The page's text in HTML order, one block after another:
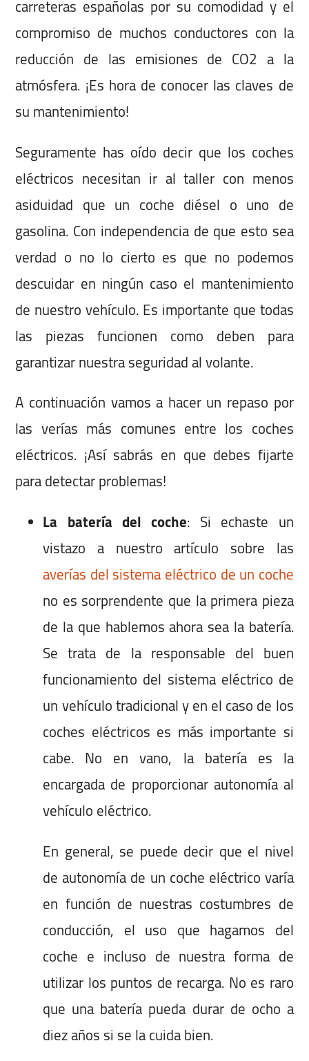
carreteras españolas por su comodidad y el
compromiso de muchos conductores con la
reducción de las emisiones de CO2 a la
atmósfera. ¡Es hora de conocer las claves de
su mantenimiento!
Seguramente has oído decir que los coches
eléctricos necesitan ir al taller con menos
asiduidad que un coche diésel o uno de
gasolina. Con independencia de que esto sea
verdad o no lo cierto es que no podemos
descuidar en ningún caso el mantenimiento
de nuestro vehículo. Es importante que todas
las piezas funcionen como deben para
garantizar nuestra seguridad al volante.
A continuación vamos a hacer un repaso por
las verías más comunes entre los coches
eléctricos. ¡Así sabrás en que debes fijarte
para detectar problemas!
La batería del coche: Si echaste un
vistazo a nuestro artículo sobre las
averías del sistema eléctrico de un coche
no es sorprendente que la primera pieza
de la que hablemos ahora sea la batería.
Se trata de la responsable del buen
funcionamiento del sistema eléctrico de
un vehículo tradicional y en el caso de los
coches eléctricos es más importante si
cabe. No en vano, la batería es la
encargada de proporcionar autonomía al
vehículo eléctrico.
En general, se puede decir que el nivel
de autonomía de un coche eléctrico varía
en función de nuestras costumbres de
conducción, el uso que hagamos del
coche e incluso de nuestra forma de
utilizar los puntos de recarga. No es raro
que una batería pueda durar de ocho a
diez años si se la cuida bien.